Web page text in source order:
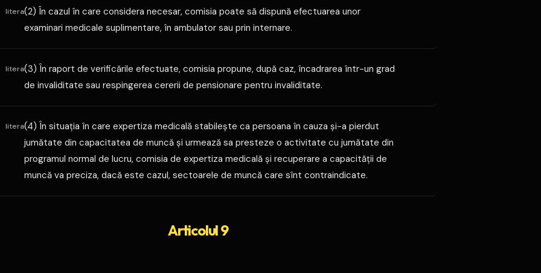
litera(2) În cazul în care considera necesar, comisia poate să dispună efectuarea unor
examinari medicale suplimentare, în ambulator sau prin internare.
litera(3) În raport de verificările efectuate, comisia propune, după caz, încadrarea într-un grad
de invaliditate sau respingerea cererii de pensionare pentru invaliditate.
litera(4) În situaţia în care expertiza medicală stabileşte ca persoana în cauza şi-a pierdut
jumătate din capacitatea de muncă şi urmează sa presteze o activitate cu jumătate din
programul normal de lucru, comisia de expertiza medicală şi recuperare a capacităţii de
muncă va preciza, dacă este cazul, sectoarele de muncă care sînt contraindicate.
Articolul 9